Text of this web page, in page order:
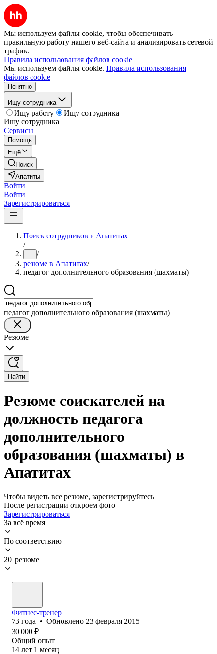
Мы используем файлы cookie, чтобы обеспечивать
правильную работу нашего веб-сайта и анализировать сетевой
трафик.
Правила использования файлов cookie
Мы используем файлы cookie. Правила использования
файлов cookie
Понятно
Ищу сотрудника
Ищу работу
Ищу сотрудника
Ищу сотрудника
Сервисы
Помощь
Ещё
Поиск
Апатиты
Войти
Войти
Зарегистрироваться
Поиск сотрудников в Апатитах
/
... /
резюме в Апатитах/
педагог дополнительного образования (шахматы)
педагог дополнительного образования (шахматы)
Резюме
Найти
Резюме соискателей на
должность педагога
дополнительного
образования (шахматы) в
Апатитах
Чтобы видеть все резюме, зарегистрируйтесь
После регистрации откроем фото
Зарегистрироваться
За всё время
По соответствию
20 резюме
Фитнес-тренер
73 года • Обновлено 23 февраля 2015
30 000 ₽
Общий опыт
14 лет 1 месяц